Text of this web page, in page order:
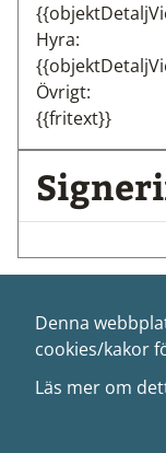
Denna
cookies/kakor
Läs mer om
Hyra:
Övrigt:
{{fritext}}